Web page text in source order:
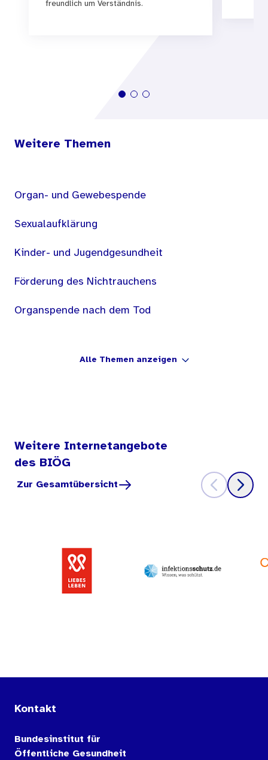
freundlich um Verständnis.
Weitere Themen
Organ- und Gewebespende
Sexualaufklärung
Kinder- und Jugendgesundheit
Förderung des Nichtrauchens
Organspende nach dem Tod
Alle Themen anzeigen
Weitere Internetangebote
des BIÖG
Zur Gesamtübersicht
Kontakt
Bundesinstitut für
Öffentliche Gesundheit